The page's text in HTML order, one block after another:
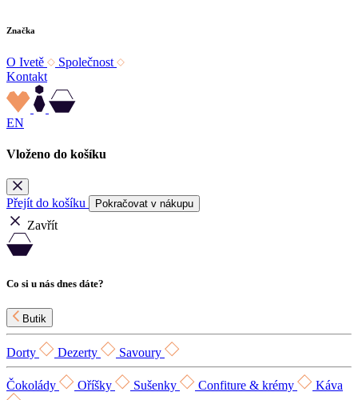
Značka
O Ivetě
Společnost
Kontakt
EN
Vloženo do košíku
Přejít do košíku Pokračovat v nákupu
Zavřít
Co si u nás dnes dáte?
Butik
Dorty Dezerty Savoury
Čokolády Oříšky Sušenky Confiture & krémy Káva